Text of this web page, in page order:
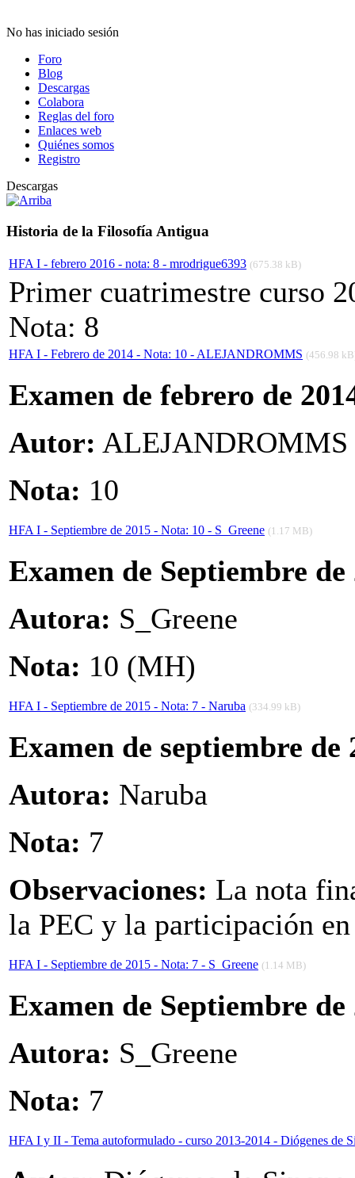
No has iniciado sesión
Foro
Blog
Descargas
Colabora
Reglas del foro
Enlaces web
Quiénes somos
Registro
Descargas
Historia de la Filosofía Antigua
HFA I - febrero 2016 - nota: 8 - mrodrigue6393 (675.38 kB)
Primer cuatrimestre curso
Nota: 8
HFA I - Febrero de 2014 - Nota: 10 - ALEJANDROMMS (456.98
Examen de febrero de
Autor: ALEJANDROMMS
Nota: 10
HFA I - Septiembre de 2015 - Nota: 10 - S_Greene (1.17 MB)
Examen de Septiembre de
Autora: S_Greene
Nota: 10 (MH)
HFA I - Septiembre de 2015 - Nota: 7 - Naruba (334.99 kB)
Examen de septiembre de
Autora: Naruba
Nota: 7
Observaciones: La nota
la PEC y la participación
HFA I - Septiembre de 2015 - Nota: 7 - S_Greene (1.14 MB)
Examen de Septiembre de
Autora: S_Greene
Nota: 7
HFA I y II - Tema autoformulado - curso 2013-2014 - Diógenes de